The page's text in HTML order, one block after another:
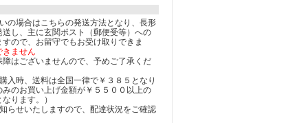
の場合はこちらの発送方法となり、長形
送し、主に玄関ポスト（郵便受等）への
ので、お留守でもお受け取りできま
きません
はございませんので、予めご了承くだ
入時、送料は全国一律で￥３８５となり
みのお買い上げ金額が￥５５００以上の
ります。）
らせいたしますので、配達状況をご確認